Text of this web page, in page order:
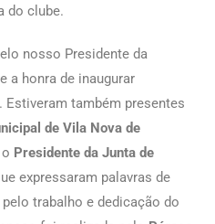
do clube.
nosso Presidente da
a honra de inaugurar
também presentes
de Vila Nova de
Presidente da Junta de
expressaram palavras de
trabalho e dedicação do